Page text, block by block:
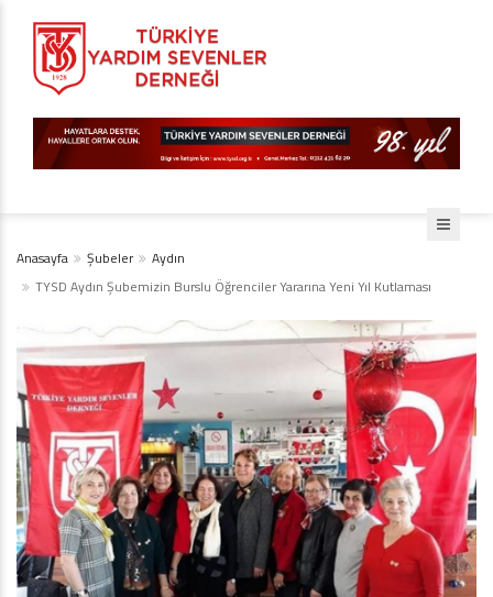
Anasayfa Şubeler
Aydın
TYSD Aydın Şubemizin Burslu Öğrenciler Yararına Yeni Yıl Kutlaması